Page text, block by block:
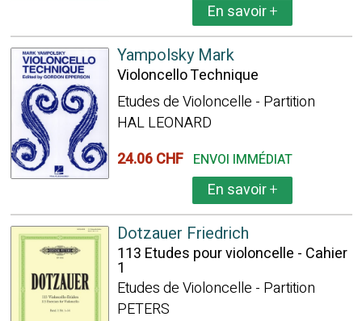
En savoir+
Yampolsky Mark
Violoncello Technique
Etudes de Violoncelle - Partition
HAL LEONARD
24.06 CHF ENVOI IMMÉDIAT
En savoir+
Dotzauer Friedrich
113 Etudes pour violoncelle - Cahier
1
Etudes de Violoncelle - Partition
PETERS